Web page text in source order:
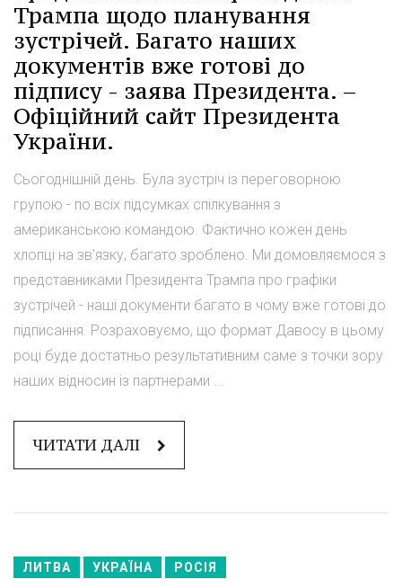
Трампа щодо планування
зустрічей. Багато наших
документів вже готові до
підпису - заява Президента. –
Офіційний сайт Президента
України.
Сьогоднішній день. Була зустріч із переговорною
групою - по всіх підсумках спілкування з
американською командою. Фактично кожен день
хлопці на зв'язку, багато зроблено. Ми домовляємося з
представниками Президента Трампа про графіки
зустрічей - наші документи багато в чому вже готові до
підписання. Розраховуємо, що формат Давосу в цьому
році буде достатньо результативним саме з точки зору
наших відносин із партнерами ...
ЧИТАТИ ДАЛІ
ЛИТВА УКРАЇНА РОСІЯ